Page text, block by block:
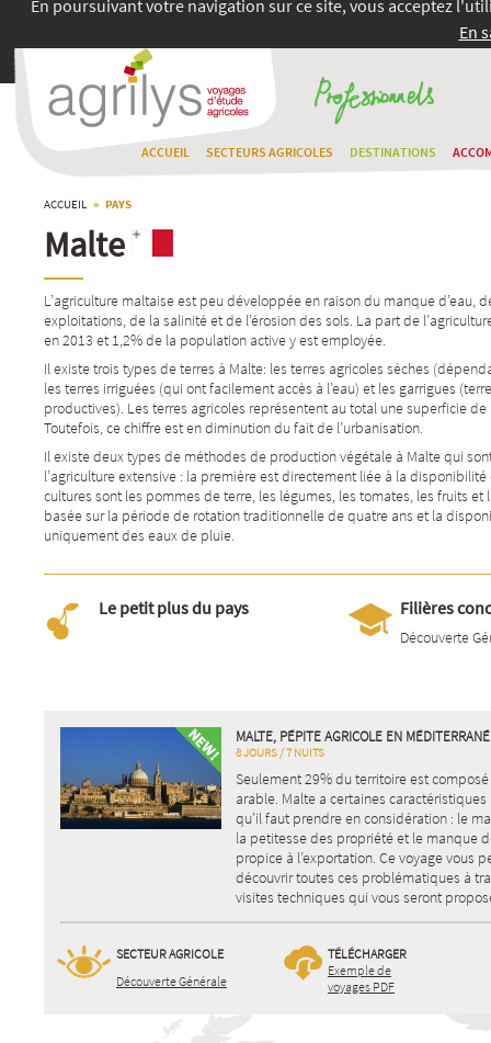
En poursuivant votre navigation sur ce site, vous acceptez
En
ACCUEIL SECTEURS AGRICOLES DESTINATIONS
ACCUEIL » PAYS
Malte
L’agriculture maltaise est peu développée en raison du manque d’eau,
exploitations, de la salinité et de l’érosion des sols. La part de
en 2013 et 1,2% de la population active y est employée.
Il existe trois types de terres à Malte: les terres agricoles sèches
les terres irriguées (qui ont facilement accès à l’eau) et les garrigues
productives). Les terres agricoles représentent au total une superficie de
Toutefois, ce chiffre est en diminution du fait de l’urbanisation.
Il existe deux types de méthodes de production végétale à Malte qui
l’agriculture extensive : la première est directement liée à la
cultures sont les pommes de terre, les légumes, les tomates, les fruits et
basée sur la période de rotation traditionnelle de quatre ans et la
uniquement des eaux de pluie.
Le petit plus du pays Filières
Découverte
MALTE, PÉPITE AGRICOLE EN
8 JOURS / 7 NUITS
Seulement 29% du territoire est
arable. Malte a certaines caractéristiques
qu’il faut prendre en considération : le
la petitesse des propriété et le manque
propice à l’exportation. Ce voyage vous
découvrir toutes ces problématiques à
visites techniques qui vous seront
SECTEUR AGRICOLE
Découverte Générale
TÉLÉCHARGER
Exemple de
voyages PDF